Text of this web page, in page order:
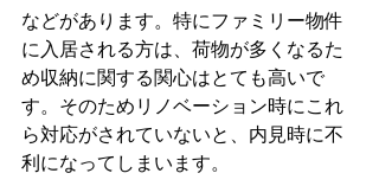
などがあります。特にファミリー物件
に入居される方は、荷物が多くなるた
め収納に関する関心はとても高いで
す。そのためリノベーション時にこれ
ら対応がされていないと、内見時に不
利になってしまいます。